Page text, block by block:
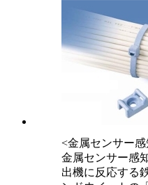
<金属センサー
金属センサー感
出機に反応する